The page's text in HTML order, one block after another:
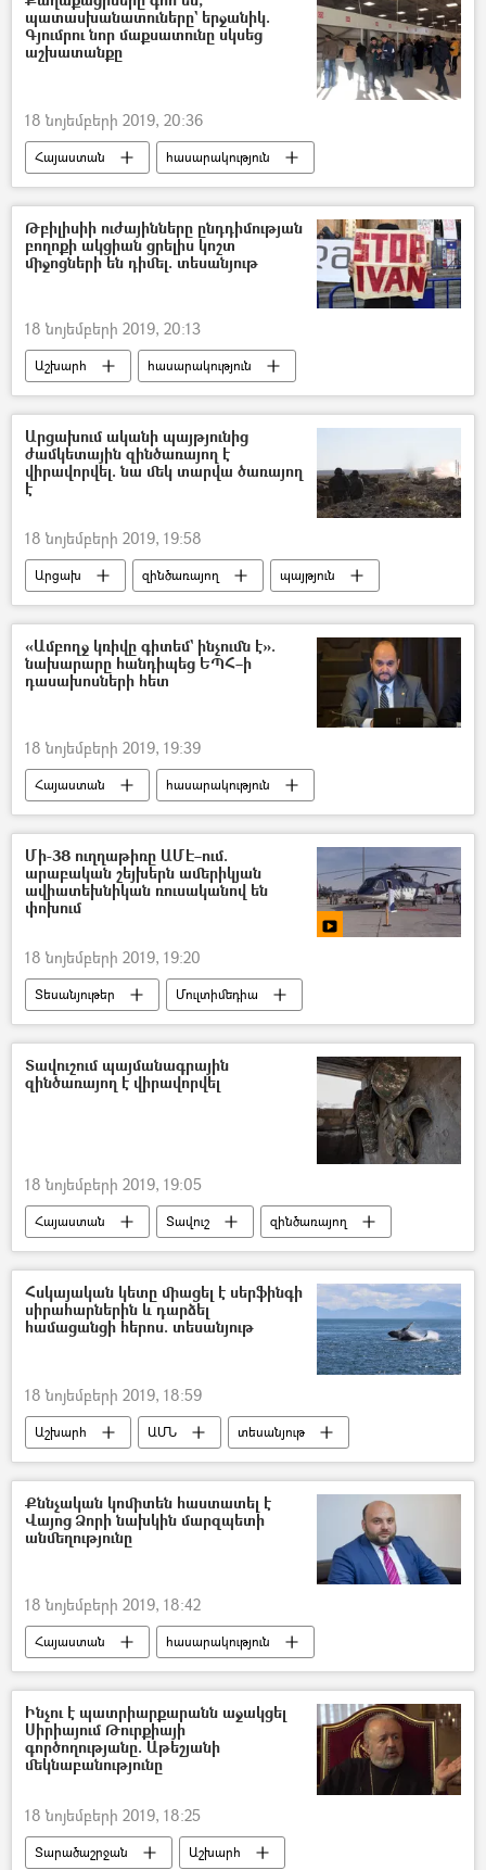
պատասխանատուները` երջանիկ.
Գյումրու նոր մաքսատունը սկսեց
աշխատանքը
18 նոյեմբերի 2019, 20:36
Հայաստան
հասարակություն
Գյումրի
ավտոմաքսատուն
շինարարություն
ավտոմեքենա
Պետական եկամուտների կոմիտե (ՊԵԿ)
Թբիլիսիի ուժայինները ընդդիմության
բողոքի ակցիան ցրելիս կոշտ
միջոցների են դիմել. տեսանյութ
18 նոյեմբերի 2019, 20:13
Աշխարհ
հասարակություն
Հայաստան
Թբիլիսի
Վրաստանի Հանրապետություն
Բողոքի ակցիա
Իշխանություն
Արցախում ականի պայթյունից
ժամկետային զինծառայող է
վիրավորվել. նա մեկ տարվա ծառայող
է
18 նոյեմբերի 2019, 19:58
Արցախ զինծառայող պայթյուն
«Ամբողջ կռիվը գիտեմ` ինչումն է».
նախարարը հանդիպեց ԵՊՀ–ի
դասախոսների հետ
18 նոյեմբերի 2019, 19:39
Հայաստան
հասարակություն
Հայոց լեզու
Հայոց պատմություն
Կրթության, գիտության, մշակույթի և սպորտի նախարարություն (ԿԳՄՍ)
Արայիկ Հարությունյան
Երևանի պետական համալսարան (ԵՊՀ)
դասախոս
Մի-38 ուղղաթիռը ԱՄԷ–ում.
արաբական շեյխերն ամերիկյան
ավիատեխնիկան ռուսականով են
փոխում
18 նոյեմբերի 2019, 19:20
Տեսանյութեր
Մուլտիմեդիա
Արաբական միացյալ էմիրություններ (ԱՄԷ)
ուղղաթիռ
տեսանյութ
Տավուշում պայմանագրային
զինծառայող է վիրավորվել
18 նոյեմբերի 2019, 19:05
Հայաստան Տավուշ
զինծառայող
Վիրավոր
Հսկայական կետը միացել է սերֆինգի
սիրահարներին և դարձել
համացանցի հերոս. տեսանյութ
18 նոյեմբերի 2019, 18:59
Աշխարհ ԱՄՆ տեսանյութ
Քննչական կոմիտեն հաստատել է
Վայոց Ձորի նախկին մարզպետի
անմեղությունը
18 նոյեմբերի 2019, 18:42
Հայաստան հասարակություն
Ինչու է պատրիարքարանն աջակցել
Սիրիայում Թուրքիայի
գործողությանը. Աթեշյանի
մեկնաբանությունը
18 նոյեմբերի 2019, 18:25
Տարածաշրջան
Աշխարհ